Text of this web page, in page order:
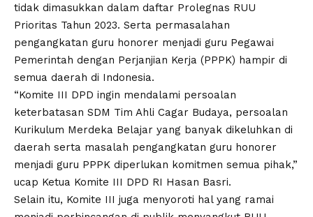
tidak dimasukkan dalam daftar Prolegnas RUU
Prioritas Tahun 2023. Serta permasalahan
pengangkatan guru honorer menjadi guru Pegawai
Pemerintah dengan Perjanjian Kerja (PPPK) hampir di
semua daerah di Indonesia.
“Komite III DPD ingin mendalami persoalan
keterbatasan SDM Tim Ahli Cagar Budaya, persoalan
Kurikulum Merdeka Belajar yang banyak dikeluhkan di
daerah serta masalah pengangkatan guru honorer
menjadi guru PPPK diperlukan komitmen semua pihak,”
ucap Ketua Komite III DPD RI Hasan Basri.
Selain itu, Komite III juga menyoroti hal yang ramai